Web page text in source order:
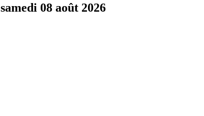
samedi 08 août 2026